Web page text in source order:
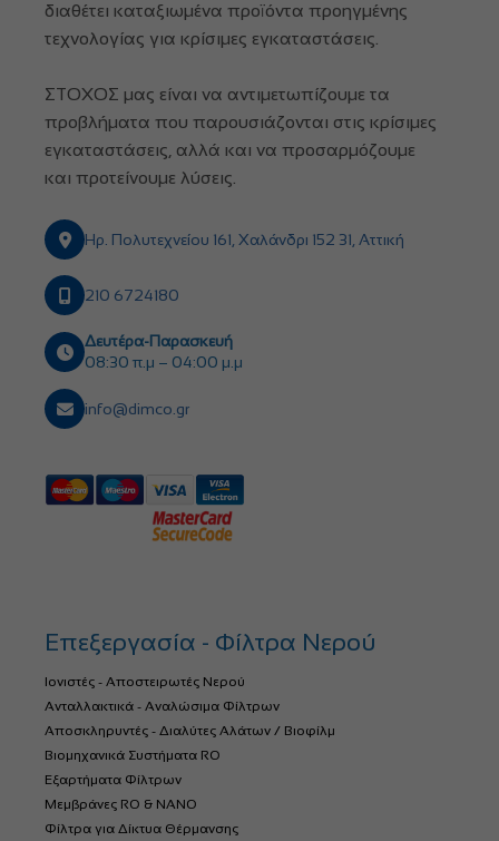
διαθέτει καταξιωμένα προϊόντα προηγμένης
τεχνολογίας για κρίσιμες εγκαταστάσεις.
ΣΤΟΧΟΣ μας είναι να αντιμετωπίζουμε τα
προβλήματα που παρουσιάζονται στις κρίσιμες
εγκαταστάσεις, αλλά και να προσαρμόζουμε
και προτείνουμε λύσεις.
Ηρ. Πολυτεχνείου 161, Χαλάνδρι 152 31, Αττική
210 6724180
Δευτέρα-Παρασκευή
08:30 π.μ – 04:00 μ.μ
info@dimco.gr
Επεξεργασία - Φίλτρα Νερού
Ιονιστές - Αποστειρωτές Νερού
Ανταλλακτικά - Αναλώσιμα Φίλτρων
Αποσκληρυντές - Διαλύτες Αλάτων / Βιοφίλμ
Βιομηχανικά Συστήματα RO
Εξαρτήματα Φίλτρων
Μεμβράνες RO & NANO
Φίλτρα για Δίκτυα Θέρμανσης